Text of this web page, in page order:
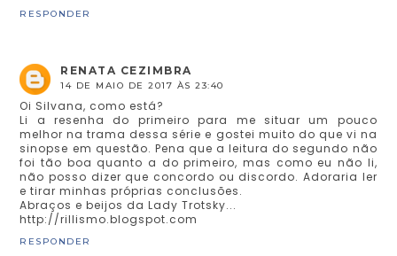
RESPONDER
RENATA CEZIMBRA
14 DE MAIO DE 2017 ÀS 23:40
Oi Silvana, como está?
Li a resenha do primeiro para me situar um pouco
melhor na trama dessa série e gostei muito do que vi na
sinopse em questão. Pena que a leitura do segundo não
foi tão boa quanto a do primeiro, mas como eu não li,
não posso dizer que concordo ou discordo. Adoraria ler
e tirar minhas próprias conclusões.
Abraços e beijos da Lady Trotsky...
http://rillismo.blogspot.com
RESPONDER